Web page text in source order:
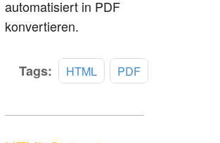
X (Teil 3)
PDF-Businesslösung
X (Teil 2)
Management
X (Teil 1)
Workflow
PDF Association
automatisiert in PDF
konvertieren.
Tags: HTML PDF